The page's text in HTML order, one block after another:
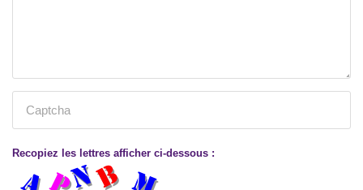
Recopiez les lettres afficher ci-dessous :